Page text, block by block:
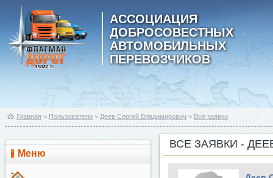
АССОЦИАЦИЯ
ДОБРОСОВЕСТНЫХ
АВТОМОБИЛЬНЫХ
ПЕРЕВОЗЧИКОВ
Главная > Пользователи > Деев Сергей Владимирович > Все заявки
Меню
ВСЕ ЗАЯВКИ -